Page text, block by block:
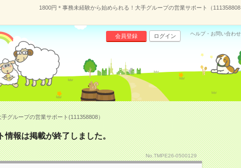
1800円＊事務未経験から始められる！大手グループの営業サポート（
会員登録 ログイン ヘルプ・お問い合わせ
グループの営業サポート(111358808）
情報は掲載が終了しました。
No.TMPE26-0500129